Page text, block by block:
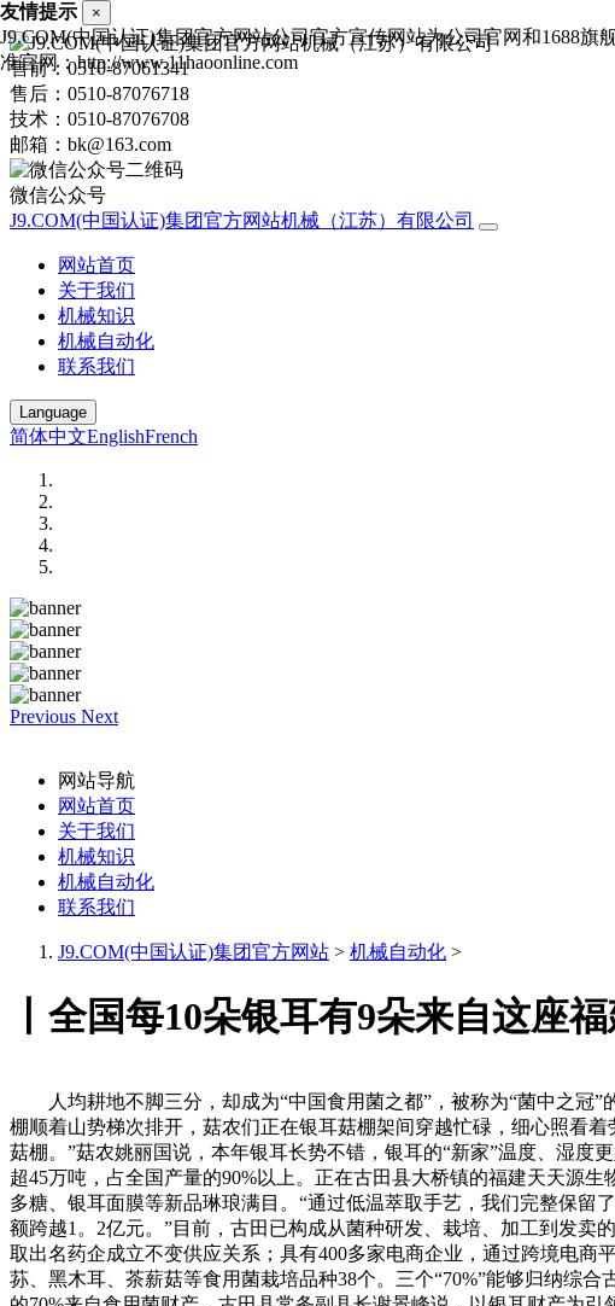
售前：0510-87061341
售后：0510-87076718
技术：0510-87076708
邮箱：bk@163.com
微信公众号
J9.COM(中国认证)集团官方网站机械（江苏）有限公司
网站首页
关于我们
机械知识
机械自动化
联系我们
Language
简体中文EnglishFrench
Previous Next
网站导航
网站首页
关于我们
机械知识
机械自动化
联系我们
J9.COM(中国认证)集团官方网站 > 机械自动化 >
丨全国每10朵银耳有9朵来自这座
人均耕地不脚三分，却成为“中国食用菌之都”，被称为“菌中之冠”
棚顺着山势梯次排开，菇农们正在银耳菇棚架间穿越忙碌，细心照看
菇棚。”菇农姚丽国说，本年银耳长势不错，银耳的“新家”温度、湿度
超45万吨，占全国产量的90%以上。正在古田县大桥镇的福建天天源
多糖、银耳面膜等新品琳琅满目。“通过低温萃取手艺，我们完整保
额跨越1。2亿元。”目前，古田已构成从菌种研发、栽培、加工到发卖
取出名药企成立不变供应关系；具有400多家电商企业，通过跨境电
荪、黑木耳、茶薪菇等食用菌栽培品种38个。三个“70%”能够归纳综
友情提示 ×
J9.COM(中国认证)集团官方网站公司官方宣传网站为公司官网和1688
准官网：http://www.11haoonline.com